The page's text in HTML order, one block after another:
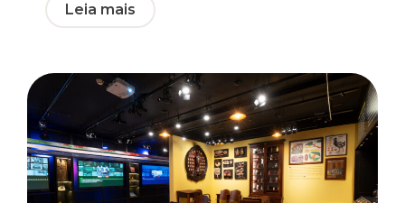
Leia mais